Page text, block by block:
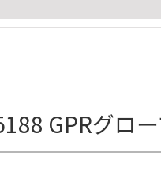
GPRグロ